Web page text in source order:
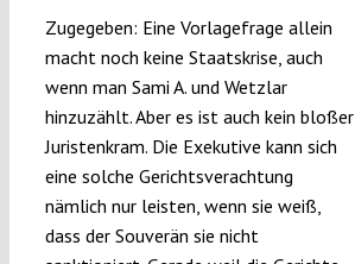
Zugegeben: Eine Vorlagefrage allein
macht noch keine Staatskrise, auch
wenn man Sami A. und Wetzlar
hinzuzählt. Aber es ist auch kein bloßer
Juristenkram. Die Exekutive kann sich
eine solche Gerichtsverachtung
nämlich nur leisten, wenn sie weiß,
dass der Souverän sie nicht